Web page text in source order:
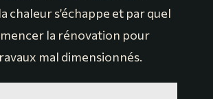
chaleur s’échappe et par quel
la rénovation pour
mal dimensionnés.